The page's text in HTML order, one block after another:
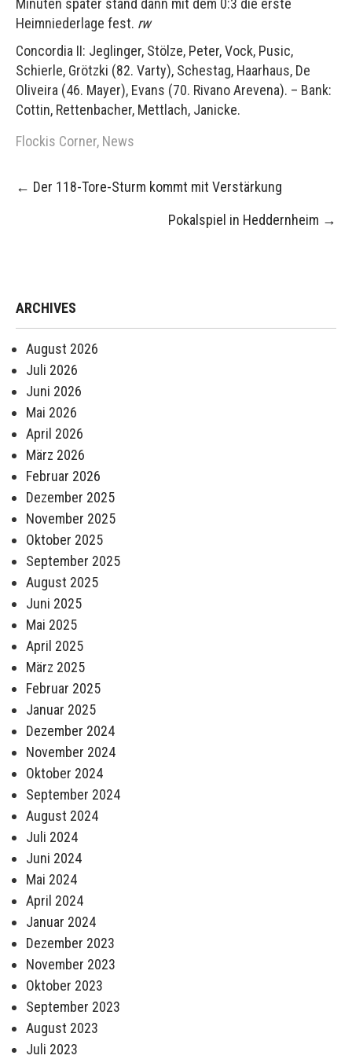
Minuten später stand dann mit dem 0:3 die erste
Heimniederlage fest. rw
Concordia II: Jeglinger, Stölze, Peter, Vock, Pusic,
Schierle, Grötzki (82. Varty), Schestag, Haarhaus, De
Oliveira (46. Mayer), Evans (70. Rivano Arevena). – Bank:
Cottin, Rettenbacher, Mettlach, Janicke.
Flockis Corner, News
Post
← Der 118-Tore-Sturm kommt mit Verstärkung
Pokalspiel in Heddernheim →
ARCHIVES
August 2026
Juli 2026
Juni 2026
Mai 2026
April 2026
März 2026
Februar 2026
Dezember 2025
November 2025
Oktober 2025
September 2025
August 2025
Juni 2025
Mai 2025
April 2025
März 2025
Februar 2025
Januar 2025
Dezember 2024
November 2024
Oktober 2024
September 2024
August 2024
Juli 2024
Juni 2024
Mai 2024
April 2024
Januar 2024
Dezember 2023
November 2023
Oktober 2023
September 2023
August 2023
Juli 2023